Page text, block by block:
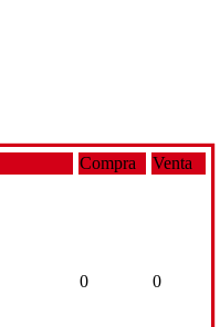
Compra Venta
0 0